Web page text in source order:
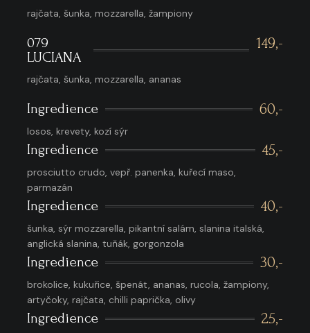
rajčata, šunka, mozzarella, žampiony
079
LUCIANA
149,-
rajčata, šunka, mozzarella, ananas
Ingredience 60,-
losos, krevety, kozí sýr
Ingredience 45,-
prosciutto crudo, vepř. panenka, kuřecí maso,
parmazán
Ingredience 40,-
šunka, sýr mozzarella, pikantní salám, slanina italská,
anglická slanina, tuňák, gorgonzola
Ingredience 30,-
brokolice, kukuřice, špenát, ananas, rucola, žampiony,
artyčoky, rajčata, chilli paprička, olivy
Ingredience 25,-